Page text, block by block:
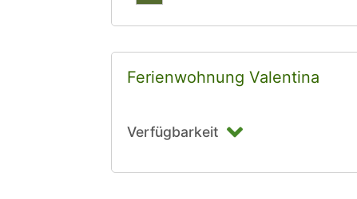
Ferienwohnung Valentina
Verfügbarkeit